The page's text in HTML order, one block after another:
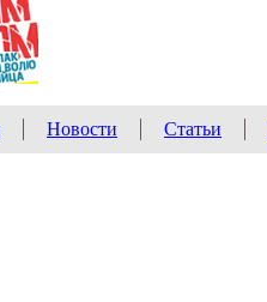
Новости Статьи